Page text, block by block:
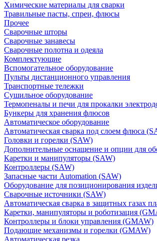
Химические материалы для сварки
Травильные пасты, спреи, флюсы
Прочее
Сварочные шторы
Сварочные занавесы
Сварочные полотна и одеяла
Комплектующие
Вспомогательное оборудование
Пульты дистанционного управления
Транспортные тележки
Сушильное оборудование
Термопеналы и печи для прокалки
Бункеры для хранения флюсов
Автоматическое оборудование
Автоматическая сварка под слоем флюса
Головки и горелки (SAW)
Дополнительные оснащение и опции для
Каретки и манипуляторы (SAW)
Контроллеры (SAW)
Запасные части Automation (SAW)
Оборудование для позиционирования
Сварочные источники (SAW)
Автоматическая сварка в защитных газах
Каретки, манипуляторы и роботизация
Контроллеры и блоки управления (GMAW)
Подающие механизмы и горелки (GMAW)
Автоматическая резка